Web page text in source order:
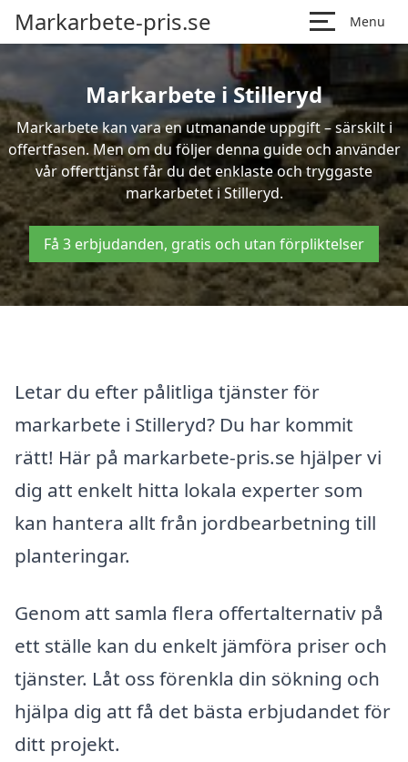
Markarbete-pris.se Menu
Markarbete i Stilleryd
Markarbete kan vara en utmanande uppgift – särskilt i
offertfasen. Men om du följer denna guide och använder
vår offerttjänst får du det enklaste och tryggaste
markarbetet i Stilleryd.
Få 3 erbjudanden, gratis och utan förpliktelser
Letar du efter pålitliga tjänster för
markarbete i Stilleryd? Du har kommit
rätt! Här på markarbete-pris.se hjälper vi
dig att enkelt hitta lokala experter som
kan hantera allt från jordbearbetning till
planteringar.
Genom att samla flera offertalternativ på
ett ställe kan du enkelt jämföra priser och
tjänster. Låt oss förenkla din sökning och
hjälpa dig att få det bästa erbjudandet för
ditt projekt.